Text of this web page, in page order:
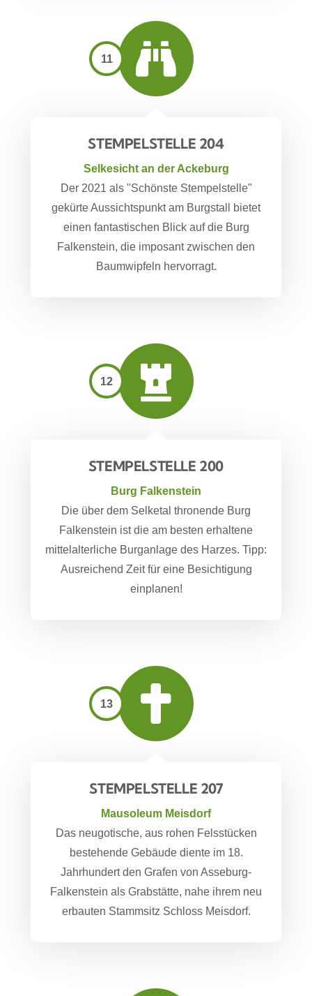
11
STEMPELSTELLE 204
Selkesicht an der Ackeburg
Der 2021 als "Schönste Stempelstelle"
gekürte Aussichtspunkt am Burgstall bietet
einen fantastischen Blick auf die Burg
Falkenstein, die imposant zwischen den
Baumwipfeln hervorragt.
12
STEMPELSTELLE 200
Burg Falkenstein
Die über dem Selketal thronende Burg
Falkenstein ist die am besten erhaltene
mittelalterliche Burganlage des Harzes. Tipp:
Ausreichend Zeit für eine Besichtigung
einplanen!
13
STEMPELSTELLE 207
Mausoleum Meisdorf
Das neugotische, aus rohen Felsstücken
bestehende Gebäude diente im 18.
Jahrhundert den Grafen von Asseburg-
Falkenstein als Grabstätte, nahe ihrem neu
erbauten Stammsitz Schloss Meisdorf.